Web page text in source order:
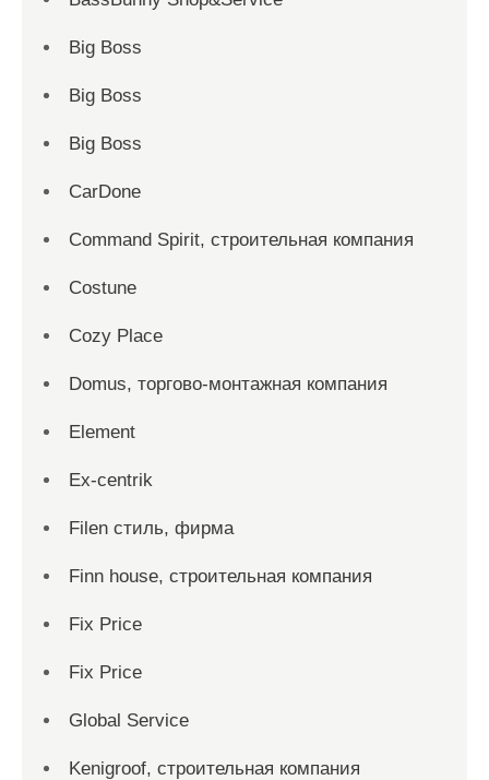
Big Boss
Big Boss
Big Boss
CarDone
Command Spirit, строительная компания
Costune
Cozy Place
Domus, торгово-монтажная компания
Element
Ex-centrik
Filen стиль, фирма
Finn house, строительная компания
Fix Price
Fix Price
Global Service
Kenigroof, строительная компания